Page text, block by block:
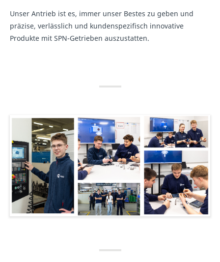
Unser Antrieb ist es, immer unser Bestes zu geben und
präzise, verlässlich und kundenspezifisch innovative
Produkte mit SPN-Getrieben auszustatten.